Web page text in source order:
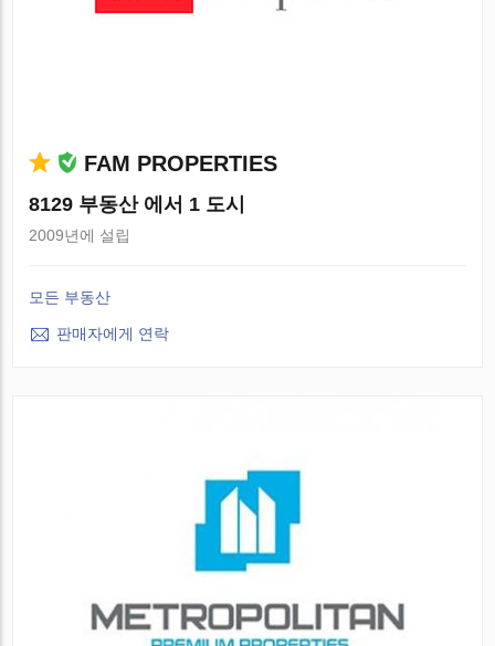
FAM PROPERTIES
8129 부동산 에서 1 도시
2009년에 설립
모든 부동산
판매자에게 연락